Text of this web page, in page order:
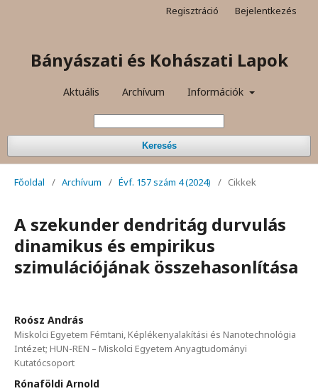
Bányászati és Kohászati Lapok
Aktuális Archívum Információk
Keresés
Regisztráció Bejelentkezés
Főoldal / Archívum / Évf. 157 szám 4 (2024) / Cikkek
A szekunder dendritág durvulás
dinamikus és empirikus
szimulációjának összehasonlítása
Roósz András
Miskolci Egyetem Fémtani, Képlékenyalakítási és Nanotechnológia
Intézet; HUN-REN – Miskolci Egyetem Anyagtudományi
Kutatócsoport
Rónaföldi Arnold